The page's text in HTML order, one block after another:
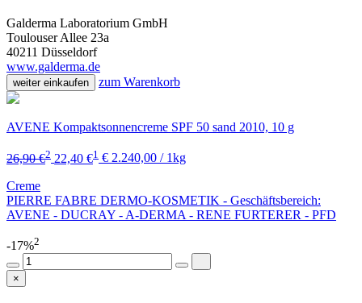
Galderma Laboratorium GmbH
Toulouser Allee 23a
40211 Düsseldorf
www.galderma.de
weiter einkaufen zum Warenkorb
AVENE Kompaktsonnencreme SPF 50 sand 2010, 10 g
26,90 €2 22,40 €1 € 2.240,00 / 1kg
Creme
PIERRE FABRE DERMO-KOSMETIK - Geschäftsbereich:
AVENE - DUCRAY - A-DERMA - RENE FURTERER - PFD
-17%2
×